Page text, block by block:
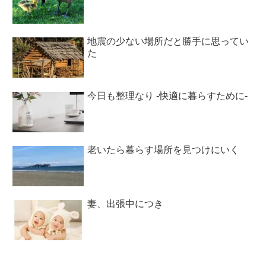
地震の少ない場所だと勝手に思ってい
た
今日も整理なり -快適に暮らすために-
老いたら暮らす場所を見つけにいく
妻、出張中につき